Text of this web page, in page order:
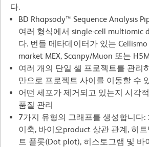
다.
BD Rhapsody™ Sequence Analysis
여러 형식에서 single-cell multiomic
다. 번들 메타데이터가 있는
market MEX, Scanpy/Muon 또는
여러 개의 단일 셀 프로젝트를 관리
만으로 프로젝트 사이를 이동할 수
어떤 세포가 제거되고 있는지 시각
품질 관리
7가지 유형의 그래프를 생성합니다:
이축, 바이오product 상관 관계, 히
트 플롯(Dot plot), 히스토그램 및 바